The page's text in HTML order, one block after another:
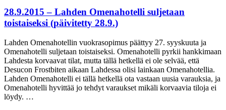
28.9.2015 – Lahden Omenahotelli suljetaan
toistaiseksi (päivitetty 28.9.)
Lahden Omenahotellin vuokrasopimus päättyy 27. syyskuuta ja
Omenahotelli suljetaan toistaiseksi. Omenahotelli pyrkii hankkimaan
Lahdesta korvaavat tilat, mutta tällä hetkellä ei ole selvää, että
Desucon Frostbiten aikaan Lahdessa olisi lainkaan Omenahotellia.
Lahden Omenahotelli ei tällä hetkellä ota vastaan uusia varauksia, ja
Omenahotelli hyvittää jo tehdyt varaukset mikäli korvaavia tiloja ei
löydy. …